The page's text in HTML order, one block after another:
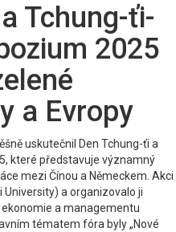
Tchung-ťi-
2025
a Evropy
uskutečnil Den Tchung-ťi a
které představuje významný
mezi Čínou a Německem. Akci
a organizovalo ji
a managementu
tématem fóra byly „Nové